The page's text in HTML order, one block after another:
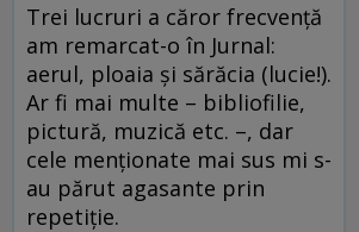
Trei lucruri a căror frecvență
am remarcat-o în Jurnal:
aerul, ploaia și sărăcia (lucie!).
Ar fi mai multe – bibliofilie,
pictură, muzică etc. –, dar
cele menționate mai sus mi s-
au părut agasante prin
repetiție.